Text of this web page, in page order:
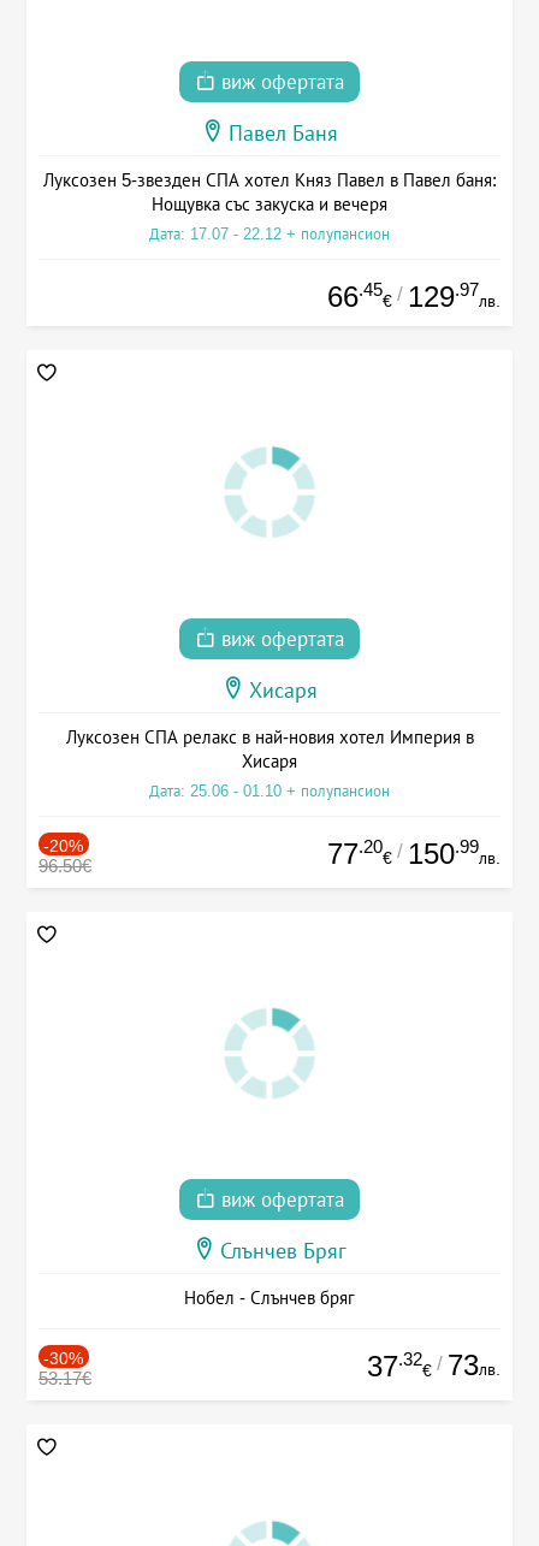
виж офертата
Павел Баня
Луксозен 5-звезден СПА хотел Княз Павел в Павел баня:
Нощувка със закуска и вечеря
Дата: 17.07 - 22.12 + полупансион
66.45
€ / 129.97
лв.
виж офертата
Хисаря
Луксозен СПА релакс в най-новия хотел Империя в
Хисаря
Дата: 25.06 - 01.10 + полупансион
-20%
96.50€ 77.20
€ / 150.99
лв.
виж офертата
Слънчев Бряг
Нобел - Слънчев бряг
-30%
53.17€ 37.32
€ / 73лв.